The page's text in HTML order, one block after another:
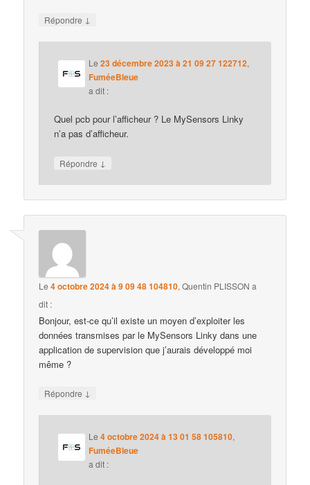
Répondre ↓
Le23 décembre 2023 à 21 09 27 122712,
FuméeBleue
a dit :
Quel pcb pour l’afficheur ? Le MySensors Linky
n’a pas d’afficheur.
Répondre ↓
Le4 octobre 2024 à 9 09 48 104810,Quentin PLISSON a
dit :
Bonjour, est-ce qu’il existe un moyen d’exploiter les
données transmises par le MySensors Linky dans une
application de supervision que j’aurais développé moi
même ?
Répondre ↓
Le4 octobre 2024 à 13 01 58 105810,
FuméeBleue
a dit :